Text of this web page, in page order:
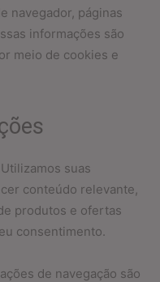
navegador, páginas
informações são
meio de cookies e
suas
conteúdo relevante,
produtos e ofertas
consentimento.
de navegação são